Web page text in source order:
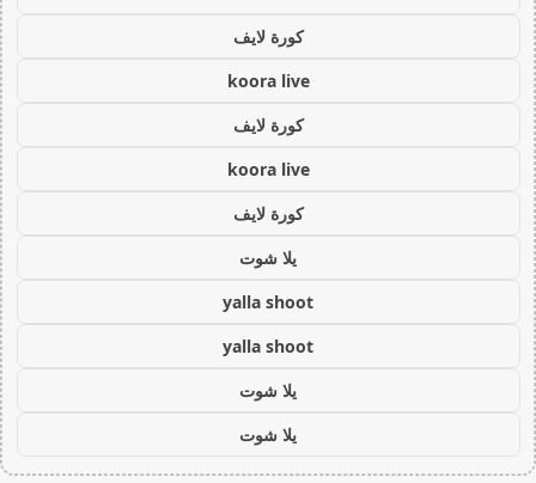
كورة لايف
koora live
كورة لايف
koora live
كورة لايف
يلا شوت
yalla shoot
yalla shoot
يلا شوت
يلا شوت